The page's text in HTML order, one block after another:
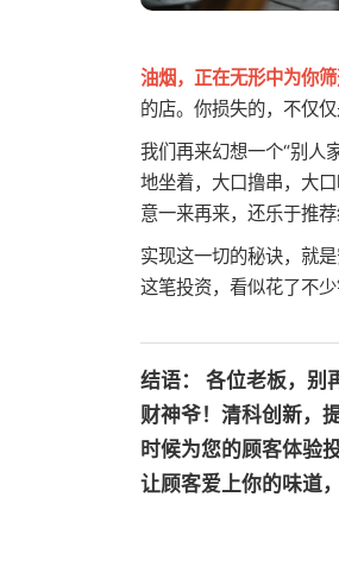
油烟，正在无形中为你
的店。你损失的，不仅
我们再来幻想一个“别人
地坐着，大口撸串，大
意一来再来，还乐于推
实现这一切的秘诀，就
这笔投资，看似花了不
结语：
各位老板，别
财神爷！清科创新，
时候为您的顾客体验
让顾客爱上你的味道